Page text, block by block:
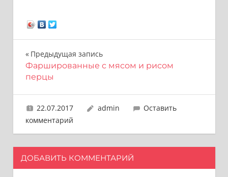
Навигация
по
записям
Предыдущая запись
Фаршированные с мясом и рисом
перцы
22.07.2017 admin
Оставить
комментарий
ДОБАВИТЬ КОММЕНТАРИЙ